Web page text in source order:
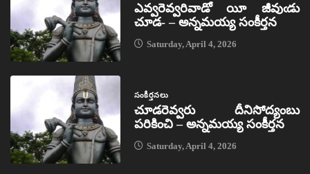
ఎవ్వరెవ్వరివాడో యీ జీవుఁడు
చూడ- – అన్నమయ్య సంకీర్తన
Saturday, April 4, 2026
సంకీర్తనలు
చూడరెవ్వరు దీనిసోద్యంబు
పరికించి – అన్నమయ్య సంకీర్తన
Saturday, April 4, 2026